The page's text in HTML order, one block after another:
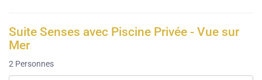
Suite Senses avec Piscine Privée - Vue sur
Mer
2 Personnes